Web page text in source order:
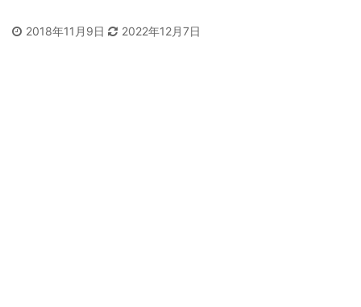
2018年11月9日 2022年12月7日